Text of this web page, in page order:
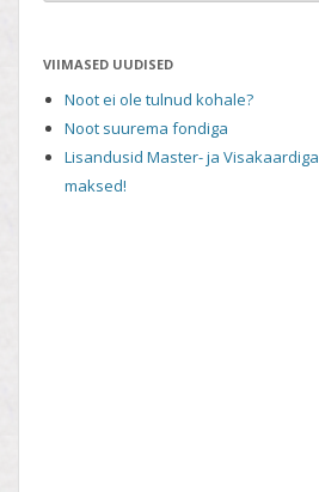
VIIMASED UUDISED
Noot ei ole tulnud kohale?
Noot suurema fondiga
Lisandusid Master- ja Visakaardiga
maksed!